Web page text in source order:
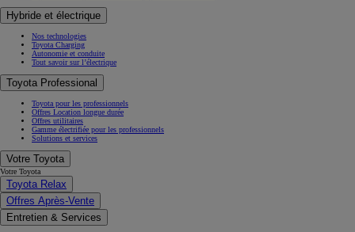
Hybride et électrique
Nos technologies
Toyota Charging
Autonomie et conduite
Tout savoir sur l’électrique
Toyota Professional
Toyota pour les professionnels
Offres Location longue durée
Offres utilitaires
Gamme électrifiée pour les professionnels
Solutions et services
Votre Toyota
Votre Toyota
Toyota Relax
Offres Après-Vente
Entretien & Services